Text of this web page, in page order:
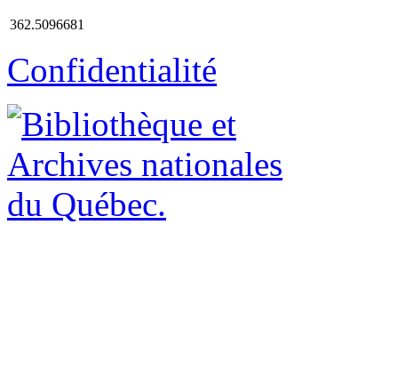
362.5096681
Confidentialité